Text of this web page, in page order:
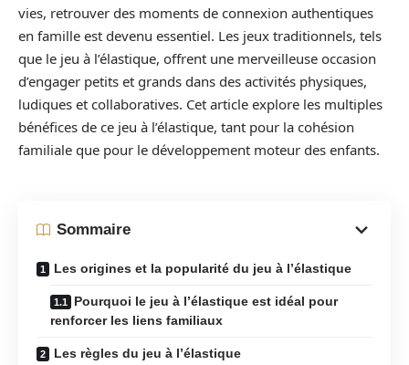
vies, retrouver des moments de connexion authentiques
en famille est devenu essentiel. Les jeux traditionnels, tels
que le jeu à l’élastique, offrent une merveilleuse occasion
d’engager petits et grands dans des activités physiques,
ludiques et collaboratives. Cet article explore les multiples
bénéfices de ce jeu à l’élastique, tant pour la cohésion
familiale que pour le développement moteur des enfants.
Sommaire
Les origines et la popularité du jeu à l’élastique
Pourquoi le jeu à l’élastique est idéal pour
renforcer les liens familiaux
Les règles du jeu à l’élastique